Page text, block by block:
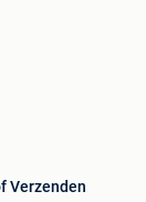
Verzenden